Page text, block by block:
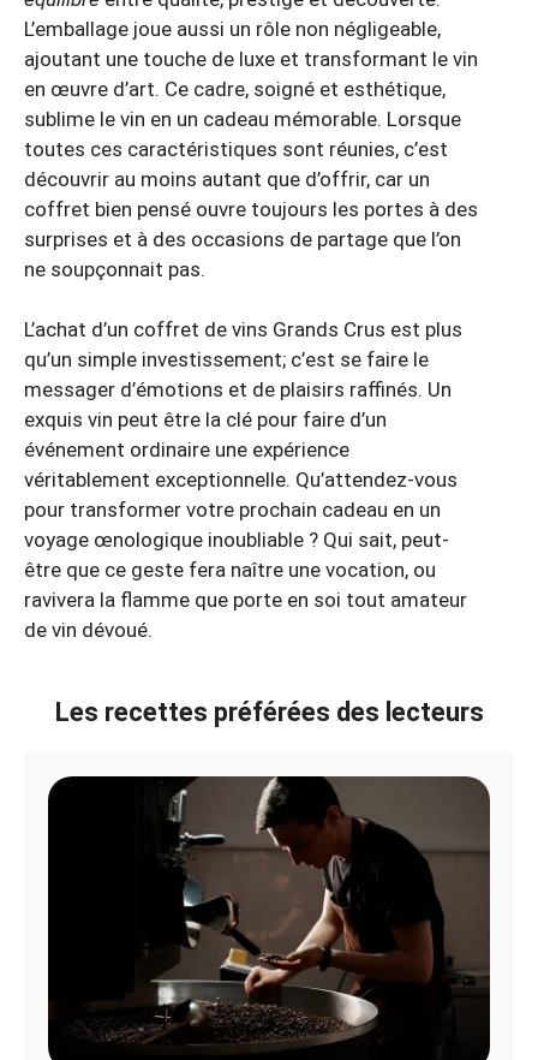
L’emballage joue aussi un rôle non négligeable,
ajoutant une touche de luxe et transformant le vin
en œuvre d’art. Ce cadre, soigné et esthétique,
sublime le vin en un cadeau mémorable. Lorsque
toutes ces caractéristiques sont réunies, c’est
découvrir au moins autant que d’offrir, car un
coffret bien pensé ouvre toujours les portes à des
surprises et à des occasions de partage que l’on
ne soupçonnait pas.
L’achat d’un coffret de vins Grands Crus est plus
qu’un simple investissement; c’est se faire le
messager d’émotions et de plaisirs raffinés. Un
exquis vin peut être la clé pour faire d’un
événement ordinaire une expérience
véritablement exceptionnelle. Qu’attendez-vous
pour transformer votre prochain cadeau en un
voyage œnologique inoubliable ? Qui sait, peut-
être que ce geste fera naître une vocation, ou
ravivera la flamme que porte en soi tout amateur
de vin dévoué.
Les recettes préférées des lecteurs